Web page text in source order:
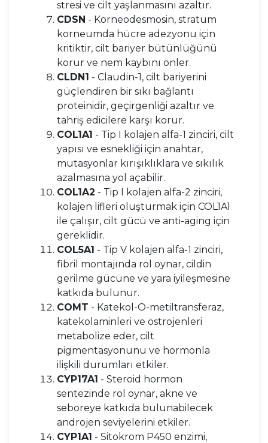
stresi ve cilt yaşlanmasını azaltır.
CDSN - Korneodesmosin, stratum
korneumda hücre adezyonu için
kritiktir, cilt bariyer bütünlüğünü
korur ve nem kaybını önler.
CLDN1 - Claudin-1, cilt bariyerini
güçlendiren bir sıkı bağlantı
proteinidir, geçirgenliği azaltır ve
tahriş edicilere karşı korur.
COL1A1 - Tip I kolajen alfa-1 zinciri, cilt
yapısı ve esnekliği için anahtar,
mutasyonlar kırışıklıklara ve sıkılık
azalmasına yol açabilir.
COL1A2 - Tip I kolajen alfa-2 zinciri,
kolajen lifleri oluşturmak için COL1A1
ile çalışır, cilt gücü ve anti-aging için
gereklidir.
COL5A1 - Tip V kolajen alfa-1 zinciri,
fibril montajında rol oynar, cildin
gerilme gücüne ve yara iyileşmesine
katkıda bulunur.
COMT - Katekol-O-metiltransferaz,
katekolaminleri ve östrojenleri
metabolize eder, cilt
pigmentasyonunu ve hormonla
ilişkili durumları etkiler.
CYP17A1 - Steroid hormon
sentezinde rol oynar, akne ve
seboreye katkıda bulunabilecek
androjen seviyelerini etkiler.
CYP1A1 - Sitokrom P450 enzimi,